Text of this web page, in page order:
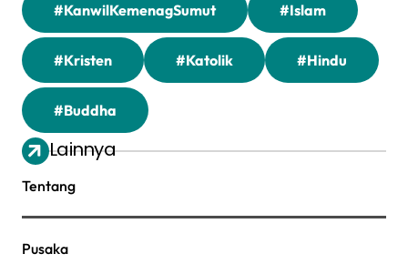
#KanwilKemenagSumut #Islam
#Kristen #Katolik #Hindu
#Buddha
Lainnya
Tentang
Pusaka